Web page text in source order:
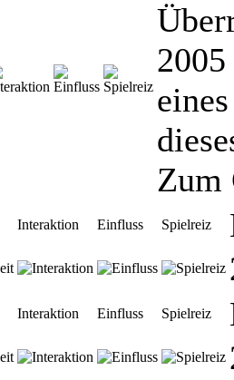
Zum
Interaktion Einfluss Spielreiz
Interaktion Einfluss Spielreiz